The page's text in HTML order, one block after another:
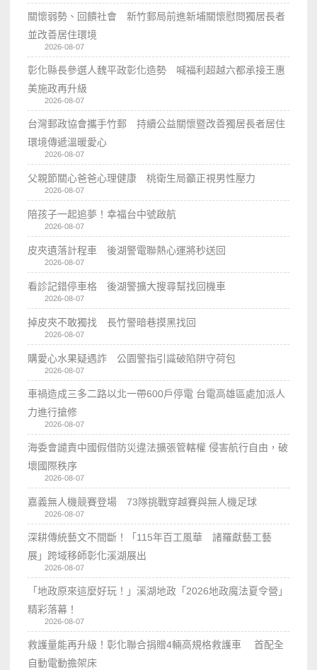
關懷弱勢、回饋社會 新竹郵局前進新埔關懷慰問獨居長者
並改善居住環境
2026-08-07
彰化縣長參選人魏平政彰化造勢 喊福利超越六都承接王惠
美施政再升級
2026-08-07
台灣郵政協會攜手竹郵 持續公益關懷暨改善獨居長者居住
環境傳遞溫暖愛心
2026-08-07
父親節關心爸爸心理健康 桃衛生局籲正視男性壓力
2026-08-07
陪孩子一起追夢！幸福台中號啟航
2026-08-07
皮夾遺落計程車 後湖警電聯熱心運將秒送回
2026-08-07
看診記錯停車格 後湖警擴大搜尋幫找回機車
2026-08-07
掉皮夾不敢獨找 長竹警暗巷摸黑找回
2026-08-07
購愛心水果疑遇詐 公園警指引識破陷阱守荷包
2026-08-07
車禍造成三多二路以北一帶600戶停電 台電高雄區處加派人
力進行搶修
2026-08-07
海委會譴責中國假借防災違法擴張管轄權 侵害航行自由，破
壞國際秩序
2026-08-07
嘉義無人機競賽登場 73隊挑戰穿越賽與無人機足球
2026-08-07
深耕傳統藝文不間斷！「115年百工風華 諸羅獻藝工藝
展」跨域移師彰化溪湖展出
2026-08-07
「地政原來這麼好玩！」溪湖地政「2026地政魔法夏令營」
精彩落幕！
2026-08-07
救護量能再升級！彰化聯合捐贈4輛高規格救護車 首配全
自動電動擔架床